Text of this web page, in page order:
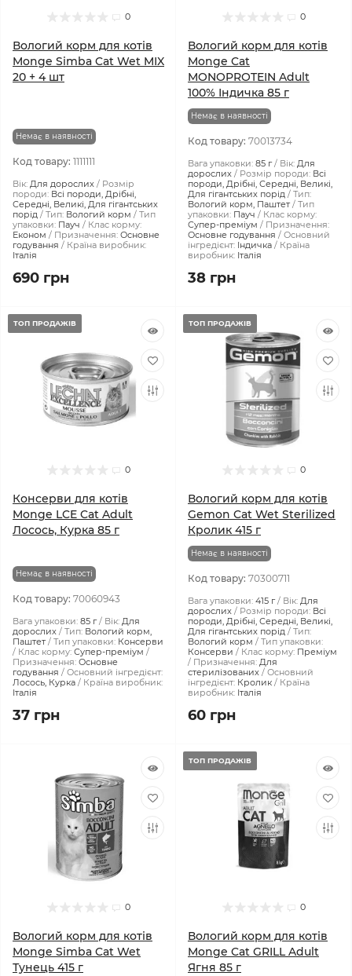
0
Вологий корм для котів
Monge Simba Cat Wet MIX
20 + 4 шт
Немає в наявності
Код товару: 1111111
Вік: Для дорослих
Розмір
породи: Всі породи, Дрібні,
Середні, Великі, Для гігантських
порід
Тип: Вологий корм
Тип
упаковки: Пауч
Клас корму:
Економ
Призначення: Основне
годування
Країна виробник:
Італія
690 грн
0
Вологий корм для котів
Monge Cat
MONOPROTEIN Adult
100% Індичка 85 г
Немає в наявності
Код товару: 70013734
Вага упаковки: 85 г Вік: Для
дорослих
Розмір породи: Всі
породи, Дрібні, Середні, Великі,
Для гігантських порід
Тип:
Вологий корм, Паштет
Тип
упаковки: Пауч
Клас корму:
Супер-преміум
Призначення:
Основне годування
Основний
інгредієнт: Індичка
Країна
виробник: Італія
38 грн
ТОП ПРОДАЖІВ
0
Консерви для котів
Monge LCE Cat Adult
Лосось, Курка 85 г
Немає в наявності
Код товару: 70060943
Вага упаковки: 85 г Вік: Для
дорослих
Тип: Вологий корм,
Паштет
Тип упаковки: Консерви
Клас корму: Супер-преміум
Призначення: Основне
годування
Основний інгредієнт:
Лосось, Курка
Країна виробник:
Італія
37 грн
ТОП ПРОДАЖІВ
0
Вологий корм для котів
Gemon Cat Wet Sterilized
Кролик 415 г
Немає в наявності
Код товару: 70300711
Вага упаковки: 415 г Вік: Для
дорослих
Розмір породи: Всі
породи, Дрібні, Середні, Великі,
Для гігантських порід
Тип:
Вологий корм
Тип упаковки:
Консерви
Клас корму: Преміум
Призначення: Для
стерилізованих
Основний
інгредієнт: Кролик
Країна
виробник: Італія
60 грн
0
Вологий корм для котів
Monge Simba Cat Wet
Тунець 415 г
ТОП ПРОДАЖІВ
0
Вологий корм для котів
Monge Cat GRILL Adult
Ягня 85 г